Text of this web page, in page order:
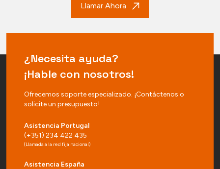
Llamar Ahora
¿Necesita ayuda?
¡Hable con nosotros!
Ofrecemos soporte especializado. ¡Contáctenos o
solicite un presupuesto!
Asistencia Portugal
(+351) 234 422 435
(Llamada a la red fija nacional)
Asistencia España